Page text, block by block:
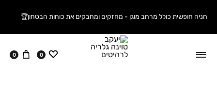
חניה חופשית כולל מרחב מוגן - מחזקים ומחבקים את כוחות הבטחון🏆
ווישליסט
0 עגלה
0